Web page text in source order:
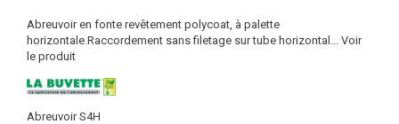
Abreuvoir en fonte revêtement polycoat, à palette
horizontale.Raccordement sans filetage sur tube horizontal... Voir
le produit
Abreuvoir S4H